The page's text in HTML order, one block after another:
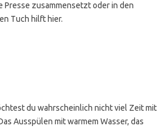
Presse zusammensetzt oder in den
Tuch hilft hier.
du wahrscheinlich nicht viel Zeit mit
Ausspülen mit warmem Wasser, das